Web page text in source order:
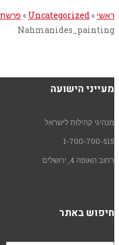
ראשי »
Uncategorized
» פרשת
Nahmanides_painting
מעייני הישועה
מנהיגי קהילות לישראל
1-700-700-515
רחוב האופה 4, ירושלים
חיפוש באתר